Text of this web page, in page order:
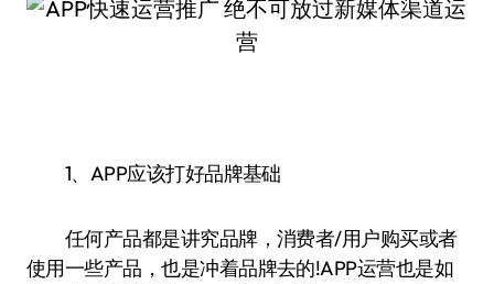
1、APP应该打好品牌基础
任何产品都是讲究品牌，消费者/用户购买或者
使用一些产品，也是冲着品牌去的!APP运营也是如